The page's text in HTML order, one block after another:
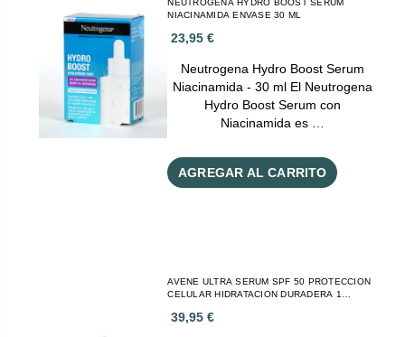
NEUTROGENA HYDRO BOOST SERUM
NIACINAMIDA ENVASE 30 ML
23,95 €
Neutrogena Hydro Boost Serum
Niacinamida - 30 ml El Neutrogena
Hydro Boost Serum con
Niacinamida es …
AGREGAR AL CARRITO
AVENE ULTRA SERUM SPF 50 PROTECCION
CELULAR HIDRATACION DURADERA 1
39,95 €